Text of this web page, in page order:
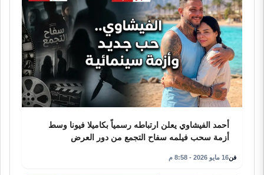
أحمد الفيشاوي يعلن ارتباطه رسمياً بكاميلا فيونا وسط
أزمة سحب فيلمه سفاح التجمع من دور العرض
فن16 مايو 2026 - 8:58 م